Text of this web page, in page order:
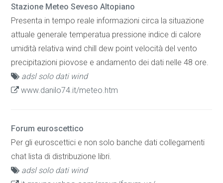
Stazione Meteo Seveso Altopiano
Presenta in tempo reale informazioni circa la situazione
attuale generale temperatua pressione indice di calore
umidità relativa wind chill dew point velocità del vento
precipitazioni piovose e andamento dei dati nelle 48 ore.
adsl solo dati wind
www.danilo74.it/meteo.htm
Forum euroscettico
Per gli euroscettici e non solo banche dati collegamenti
chat lista di distribuzione libri.
adsl solo dati wind